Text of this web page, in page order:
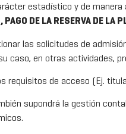
estadístico y de manera
DE LA RESERVA DE LA
las solicitudes de
caso, en otras actividades,
requisitos de acceso (Ej.
supondrá la gestión